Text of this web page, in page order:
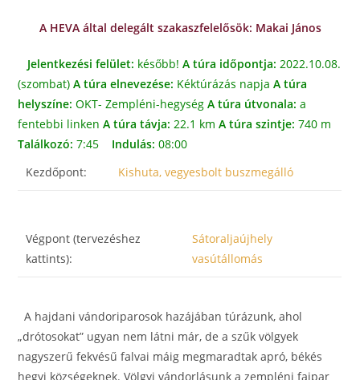
A HEVA által delegált szakaszfelelősök: Makai János
Jelentkezési felület: később! A túra időpontja:2022.10.08.
(szombat) A túra elnevezése: Kéktúrázás napja A túra
helyszíne:OKT- Zempléni-hegység A túra útvonala: a
fentebbi linken A túra távja:22.1 kmA túra szintje:740 m
Találkozó: 7:45 Indulás:08:00
Kezdőpont:
Kishuta, vegyesbolt buszmegálló
Végpont (tervezéshez
kattints):
Sátoraljaújhely
vasútállomás
A hajdani vándoriparosok hazájában túrázunk, ahol
„drótosokat” ugyan nem látni már, de a szűk völgyek
nagyszerű fekvésű falvai máig megmaradtak apró, békés
hegyi községeknek. Völgyi vándorlásunk a zempléni faipar